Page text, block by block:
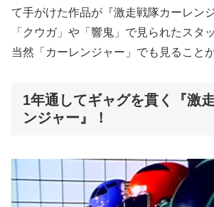
て手がけた作品が『激走戦隊カーレン
「クウガ」や「響鬼」で見られたスタ
当然「カーレンジャー」でも見ること
1年通してギャグを貫く『激
ンジャー』！